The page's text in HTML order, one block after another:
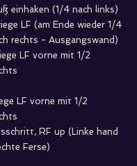
einhaken (1/4 nach links)
LF (am Ende wieder 1/4
rechts - Ausgangswand)
LF vorne mit 1/2
LF vorne mit 1/2
RF up (Linke hand
Ferse)